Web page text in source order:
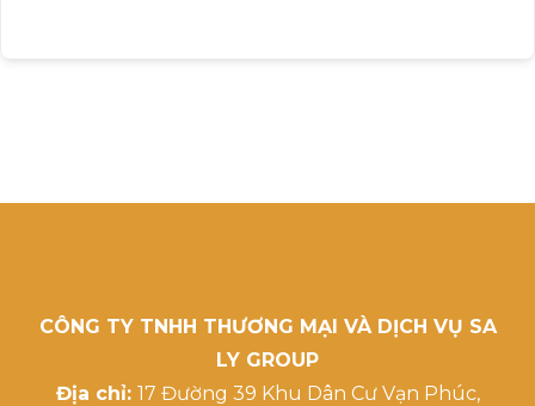
CÔNG TY TNHH THƯƠNG MẠI VÀ DỊCH VỤ SA
LY GROUP
Địa chỉ: 17 Đường 39 Khu Dân Cư Vạn Phúc,